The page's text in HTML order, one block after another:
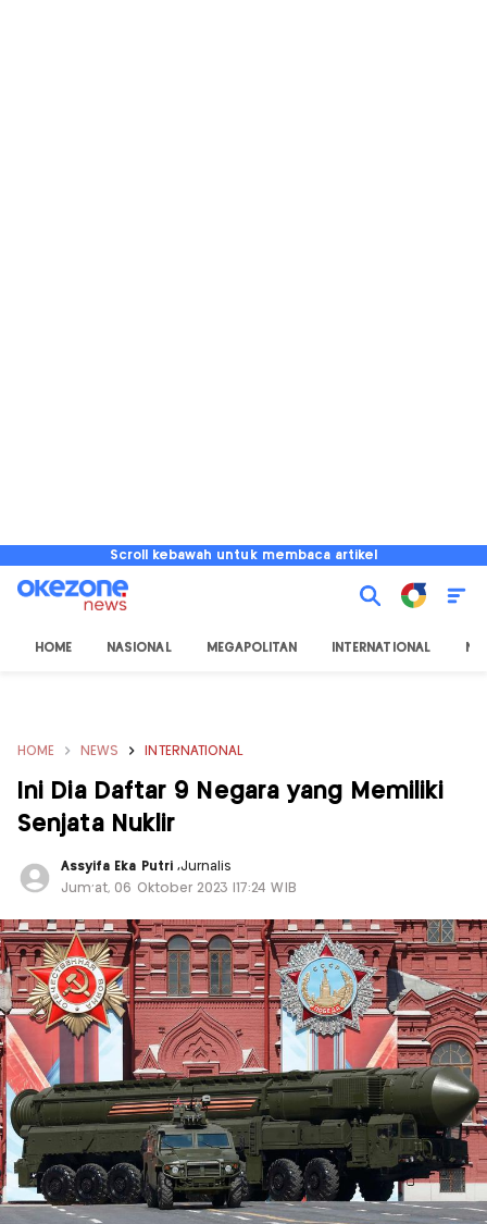
Scroll kebawah untuk membaca artikel
HOME NASIONAL MEGAPOLITAN INTERNATIONAL
HOME NEWS INTERNATIONAL
Ini Dia Daftar 9 Negara yang Memiliki
Senjata Nuklir
Assyifa Eka Putri ,Jurnalis
Jum'at, 06 Oktober 2023 |17:24 WIB